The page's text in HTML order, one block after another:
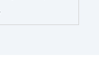
una finitura
condizione.